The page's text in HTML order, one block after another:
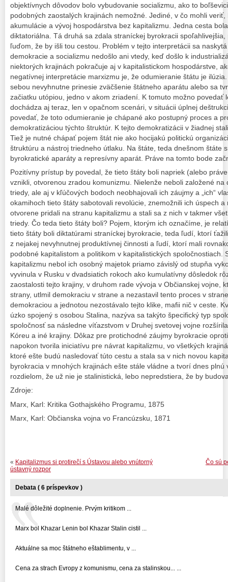
objektívnych dôvodov bolo vybudovanie socializmu, ako to
podobných zaostalých krajinách nemožné. Jediné, v čo mohli
akumulácie a vývoj hospodárstva bez kapitalizmu. Jedna cesta
diktatoriálna. Tá druhá sa zdala straníckej byrokracii
ľuďom, že by išli tou cestou. Problém v tejto interpretácii sa
demokracie a socializmu nedošlo ani vtedy, keď došlo k
niektorých krajinách pokračuje aj v kapitalistickom hospodárstve,
negatívnej interpretácie marxizmu je, že odumieranie štátu je
sebou nevyhnutne prinesie zväčšenie štátneho aparátu alebo sa
začiatku utópiou, jedno v akom zriadení. K tomuto možno povedať
dochádza aj teraz, len v opačnom scenári, v situácii úplnej
povedať, že toto odumieranie je chápané ako postupný proces a
demokratizáciou týchto štruktúr. K tejto demokratizácii v žiadnej
Tiež je nutné chápať pojem štát nie ako hocijakú politickú
štruktúru a nástroj triedneho útlaku. Na štáte, teda dnešnom štáte
byrokratické aparáty a represívny aparát. Práve na tomto bode
Pozitívny prístup by povedal, že tieto štáty boli napriek (alebo
vznikli, otvorenou zradou komunizmu. Nielenže neboli založené
triedy, ale aj v kľúčových bodoch neobhajovali ich záujmy a „ich“
okamihoch tieto štáty sabotovali revolúcie, znemožnili ich úspech
otvorene pridali na stranu kapitalizmu a stali sa z nich v takmer
triedy. Čo teda tieto štáty boli? Pojem, ktorým ich označíme, je
tieto štáty boli diktatúrami straníckej byrokracie, teda ľudí, ktorí
z nejakej nevyhnutnej produktívnej činnosti a ľudí, ktorí mali
podobné kapitalistom a politikom v kapitalistických spoločnostiach.
kapitalizmu nebol ich osobný majetok priamo závislý od stupňa
vyvinula v Rusku v dvadsiatich rokoch ako kumulatívny dôsledok
zaostalosti tejto krajiny, v druhom rade vývoja v Občianskej vojne,
strany, utlmil demokraciu v strane a nezastavil tento proces v
demokraciou a jednotou nezostávalo tejto klike, mafii nič v ceste.
úzko spojený s osobou Stalina, nazýva sa takýto špecifický typ
spoločnosť sa následne víťazstvom v Druhej svetovej vojne
Kóreu a iné krajiny. Dôkaz pre protichodné záujmy byrokracie
napokon tvorila iniciatívu pre návrat kapitalizmu, vo všetkých
ktoré ešte budú nasledovať túto cestu a stala sa v nich novou
byrokracia v mnohých krajinách ešte stále vládne a tvorí dnes plnú
rozdielom, že už nie je stalinistická, lebo nepredstiera, že by
Zdroje:
Marx, Karl: Kritika Gothajského Programu, 1875
Marx, Karl: Občianska vojna vo Francúzsku, 1871
Čo sú
« Kapitalizmus si protirečí s Ústavou alebo vnútorný
ústavný rozpor
Debata ( 6 príspevkov )
Malé dôležité doplnenie. Prvým kritikom ...
Marx bol Khazar Lenin bol Khazar Stalin cistil ...
Aktuálne sa moc štátneho eštablimentu, v ...
Cena za strach Evropy z komunismu, cena za stalinskou... ...